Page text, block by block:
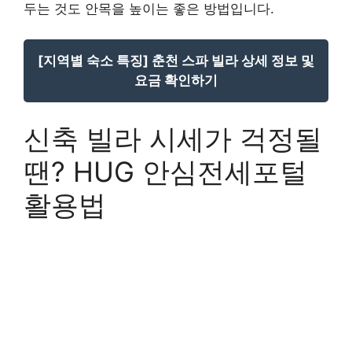
두는 것도 안목을 높이는 좋은 방법입니다.
[지역별 숙소 특징] 춘천 스파 빌라 상세 정보 및
요금 확인하기
신축 빌라 시세가 걱정될
땐? HUG 안심전세포털
활용법